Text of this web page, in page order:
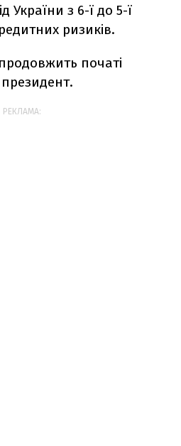
України з 6-ї до 5-ї
ризиків.
початі
РЕКЛАМА: